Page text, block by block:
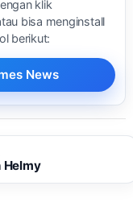
klik
bisa menginstall
berikut:
News
Helmy